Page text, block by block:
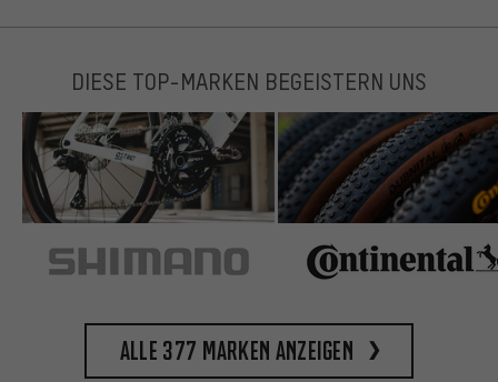
DIESE TOP-MARKEN BEGEISTERN UNS
Alle 377 Marken anzeigen